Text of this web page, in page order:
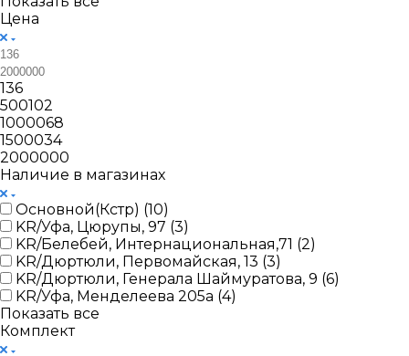
Цена
136
500102
1000068
1500034
2000000
Наличие в магазинах
Основной(Кстр) (10)
KR/Уфа, Цюрупы, 97 (3)
KR/Белебей, Интернациональная,71 (2)
KR/Дюртюли, Первомайская, 13 (3)
KR/Дюртюли, Генерала Шаймуратова, 9 (6)
KR/Уфа, Менделеева 205а (4)
Показать все
Комплект